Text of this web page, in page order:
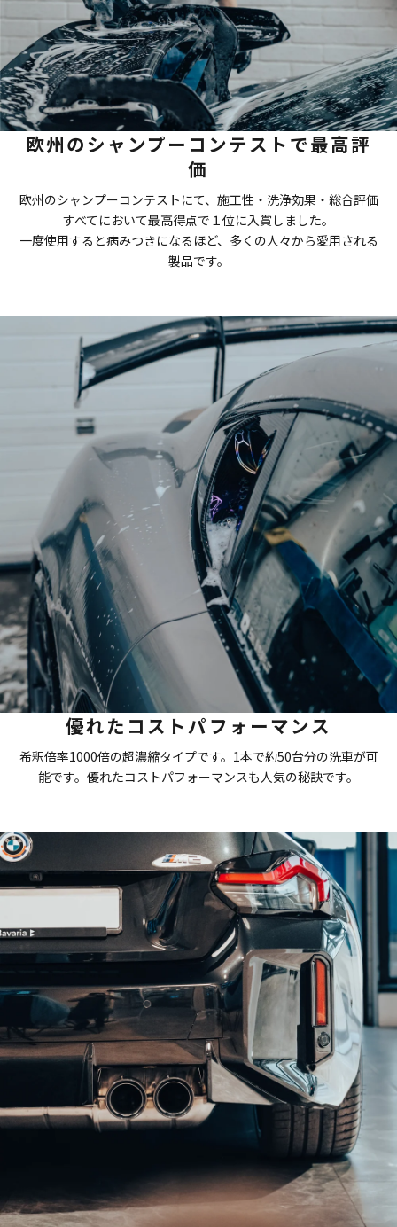
欧州のシャンプーコンテストで最高評
価
欧州のシャンプーコンテストにて、施工性・洗浄効果・総合評価
すべてにおいて最高得点で１位に入賞しました。
一度使用すると病みつきになるほど、多くの人々から愛用される
製品です。
優れたコストパフォーマンス
希釈倍率1000倍の超濃縮タイプです。1本で約50台分の洗車が可
能です。優れたコストパフォーマンスも人気の秘訣です。